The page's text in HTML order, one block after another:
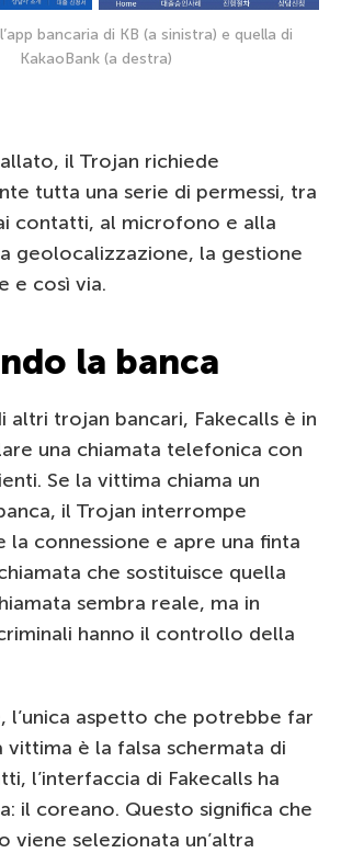
bancaria di KB (a sinistra) e quella di
KakaoBank (a destra)
il Trojan richiede
tutta una serie di permessi, tra
contatti, al microfono e alla
geolocalizzazione, la gestione
e così via.
la banca
altri trojan bancari, Fakecalls è in
una chiamata telefonica con
Se la vittima chiama un
il Trojan interrompe
la connessione e apre una finta
che sostituisce quella
sembra reale, ma in
hanno il controllo della
l’unica aspetto che potrebbe far
vittima è la falsa schermata di
l’interfaccia di Fakecalls ha
il coreano. Questo significa che
viene selezionata un’altra